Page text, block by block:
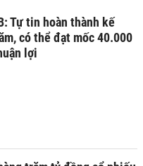
Tự tin hoàn thành kế
có thể đạt mốc 40.000
lợi